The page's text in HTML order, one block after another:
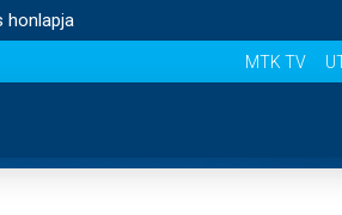
honlapja
MTK TV